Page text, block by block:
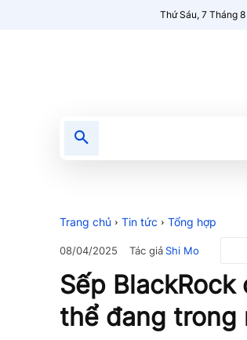
Thứ Sáu, 7 Tháng
Trang chủ Tin tức Tổng hợp
08/04/2025 Tác giảShi Mo
Sếp
thể đang trong